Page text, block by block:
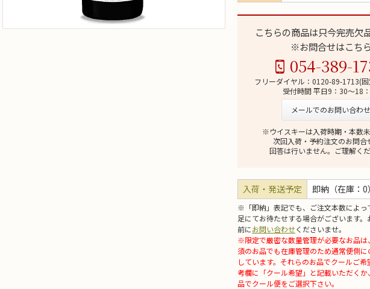
こちらの商品は只今完売欠
※お問合せはこちら
054-389-
フリーダイヤル：0120-89-1713(
受付時間 平日9：30～18
メールでのお問い合わせ
※ウイスキーは入荷時期・本数
次回入荷・予約注文のお問合
回答は行いません。ご理解くだ
入荷・発送予定 即納（在庫：0）
※「即納」表記でも、ご注文本数によっ
足にてお待たせする場合がございます。
前にお問い合わせくださいませ。
※限定で厳密な数量管理が必要なお品
須のお品でも在庫管理のため通常便側
しています。それらのお品でクールご
考欄に「クール希望」と記載いただくか
品でクール便をご選択下さい。